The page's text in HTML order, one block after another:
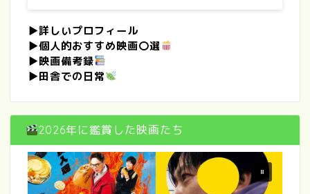
▶詳しいプロフィール
▶個人的おすすめ映画〇選
▶映画備考録
▶田舎での日常
2026年に鑑賞した映画たち